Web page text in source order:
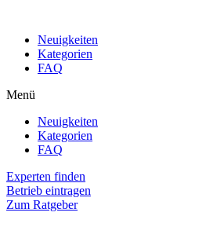
Neuigkeiten
Kategorien
FAQ
Menü
Neuigkeiten
Kategorien
FAQ
Experten finden
Betrieb eintragen
Zum Ratgeber